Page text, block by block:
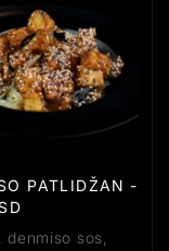
PATLIDŽAN -
denmiso sos,